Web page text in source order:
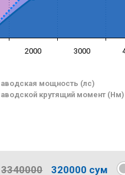
мощность (лс)
крутящий момент (Нм)
2000 3000
3340000 320000 сум